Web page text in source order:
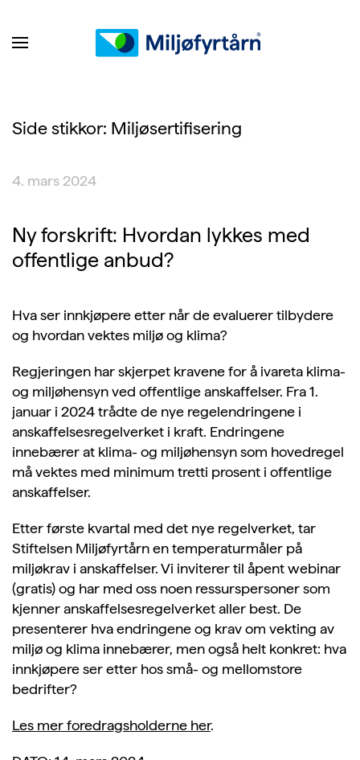
Side stikkor: Miljøsertifisering
4. mars 2024
Ny forskrift: Hvordan lykkes med
offentlige anbud?
Hva ser innkjøpere etter når de evaluerer tilbydere
og hvordan vektes miljø og klima?
Regjeringen har skjerpet kravene for å ivareta klima-
og miljøhensyn ved offentlige anskaffelser. Fra 1.
januar i 2024 trådte de nye regelendringene i
anskaffelsesregelverket i kraft. Endringene
innebærer at klima- og miljøhensyn som hovedregel
må vektes med minimum tretti prosent i offentlige
anskaffelser.
Etter første kvartal med det nye regelverket, tar
Stiftelsen Miljøfyrtårn en temperaturmåler på
miljøkrav i anskaffelser. Vi inviterer til åpent webinar
(gratis) og har med oss noen ressurspersoner som
kjenner anskaffelsesregelverket aller best. De
presenterer hva endringene og krav om vekting av
miljø og klima innebærer, men også helt konkret: hva
innkjøpere ser etter hos små- og mellomstore
bedrifter?
Les mer foredragsholderne her.